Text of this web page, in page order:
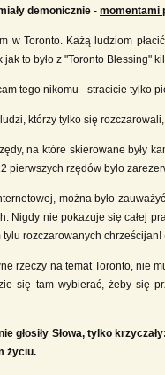
demonicznie - momentami
w Toronto. Każą ludziom
to było z "Toronto Blessing"
tego nikomu - stracicie tylko
którzy tylko się
na które skierowane były
pierwszych rzędów było
można było
Nigdy nie pokazuje się całej
tylu rozczarowanych chrześcijan!
rzeczy na temat Toronto, nie
się tam wybierać, żeby się
głosiły Słowa, tylko
życiu.